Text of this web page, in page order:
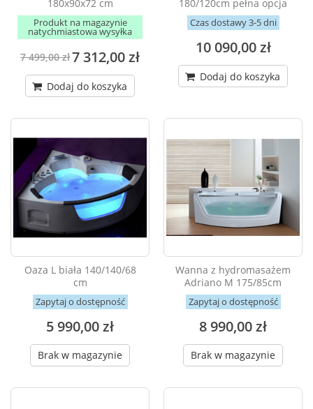
180x90x72 cm
Produkt na magazynie
natychmiastowa wysyłka
7 499,00 zł7 312,00 zł
Dodaj do koszyka
180/120cm pełna opcja
Czas dostawy 3-5 dni
10 090,00 zł
Dodaj do koszyka
Oaza L biała 140/140/68
cm
Zapytaj o dostępność
5 990,00 zł
Brak w magazynie
Wanna z hydromasażem
Adriano M 175/85cm
Zapytaj o dostępność
8 990,00 zł
Brak w magazynie